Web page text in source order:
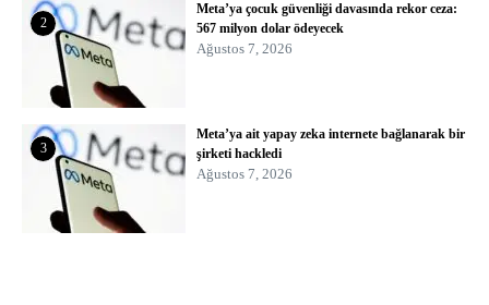
2
Meta’ya çocuk güvenliği davasında rekor ceza:
567 milyon dolar ödeyecek
Ağustos 7, 2026
3
Meta’ya ait yapay zeka internete bağlanarak bir
şirketi hackledi
Ağustos 7, 2026